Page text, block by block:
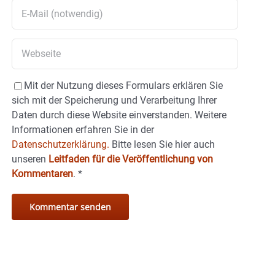
Mit der Nutzung dieses Formulars erklären Sie
sich mit der Speicherung und Verarbeitung Ihrer
Daten durch diese Website einverstanden. Weitere
Informationen erfahren Sie in der
Datenschutzerklärung. Bitte lesen Sie hier auch
unseren Leitfaden für die Veröffentlichung von
Kommentaren. *